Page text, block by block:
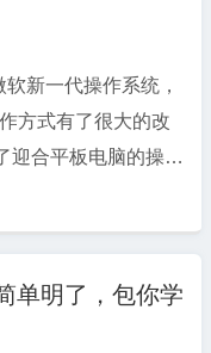
新一代操作系统，
方式有了很大的改
迎合平板电脑的操作
成为一款能在平板
操作系统…… 这一点
时候，价格如果合
单明了，包你学